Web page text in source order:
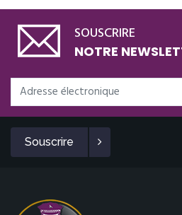
SOUSCRIRE
NOTRE
Souscrire